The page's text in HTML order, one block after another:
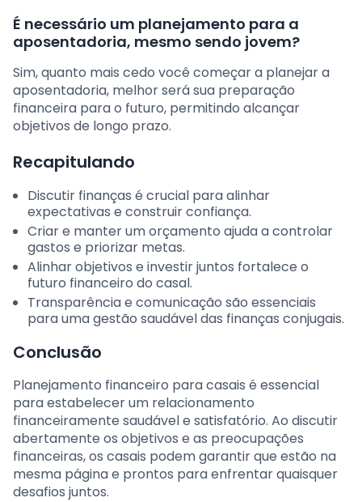
É necessário um planejamento para a
aposentadoria, mesmo sendo jovem?
Sim, quanto mais cedo você começar a planejar a
aposentadoria, melhor será sua preparação
financeira para o futuro, permitindo alcançar
objetivos de longo prazo.
Recapitulando
Discutir finanças é crucial para alinhar
expectativas e construir confiança.
Criar e manter um orçamento ajuda a controlar
gastos e priorizar metas.
Alinhar objetivos e investir juntos fortalece o
futuro financeiro do casal.
Transparência e comunicação são essenciais
para uma gestão saudável das finanças conjugais.
Conclusão
Planejamento financeiro para casais é essencial
para estabelecer um relacionamento
financeiramente saudável e satisfatório. Ao discutir
abertamente os objetivos e as preocupações
financeiras, os casais podem garantir que estão na
mesma página e prontos para enfrentar quaisquer
desafios juntos.